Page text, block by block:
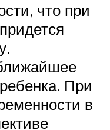
что при
При
в